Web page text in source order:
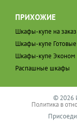
ПРИХОЖИЕ
Шкафы-купе на заказ
Шкафы-купе Готовые
Шкафы-купе Эконом
Распашные шкафы
© 2026
Политика в